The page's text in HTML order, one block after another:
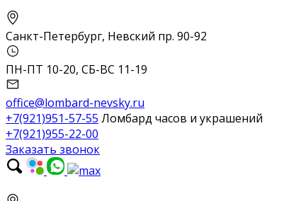
Санкт-Петербург, Невский пр. 90-92
ПН-ПТ 10-20, СБ-ВС 11-19
office@lombard-nevsky.ru
+7(921)951-57-55 Ломбард часов и украшений
+7(921)955-22-00
Заказать звонок